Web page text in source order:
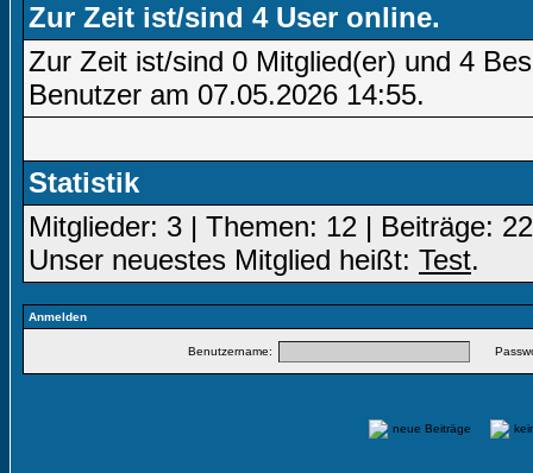
Zur Zeit ist/sind 4 User online.
Zur Zeit ist/sind 0 Mitglied(er) und 4
Benutzer am 07.05.2026 14:55.
Statistik
Mitglieder: 3 | Themen: 12 | Beiträge:
Unser neuestes Mitglied heißt: Test.
Anmelden
Benutzername:
neue Beiträge